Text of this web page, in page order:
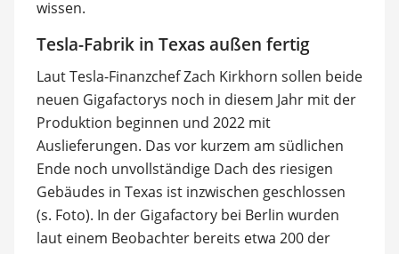
wissen.
Tesla-Fabrik in Texas außen fertig
Laut Tesla-Finanzchef Zach Kirkhorn sollen beide
neuen Gigafactorys noch in diesem Jahr mit der
Produktion beginnen und 2022 mit
Auslieferungen. Das vor kurzem am südlichen
Ende noch unvollständige Dach des riesigen
Gebäudes in Texas ist inzwischen geschlossen
(s. Foto). In der Gigafactory bei Berlin wurden
laut einem Beobachter bereits etwa 200 der